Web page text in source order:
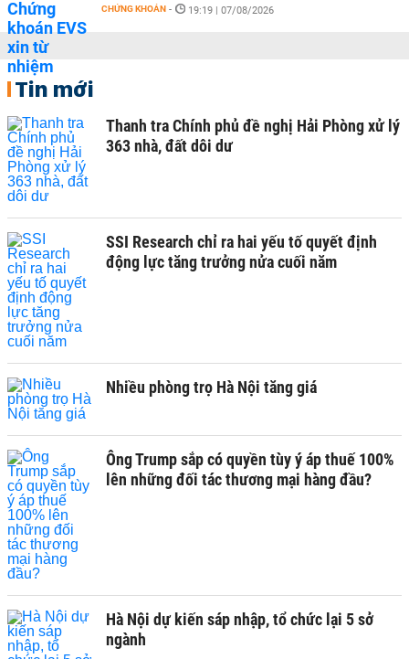
CHỨNG KHOÁN - 19:19 | 07/08/2026
Tin mới
Thanh tra Chính phủ đề nghị Hải Phòng xử lý
363 nhà, đất dôi dư
SSI Research chỉ ra hai yếu tố quyết định
động lực tăng trưởng nửa cuối năm
Nhiều phòng trọ Hà Nội tăng giá
Ông Trump sắp có quyền tùy ý áp thuế 100%
lên những đối tác thương mại hàng đầu?
Hà Nội dự kiến sáp nhập, tổ chức lại 5 sở
ngành